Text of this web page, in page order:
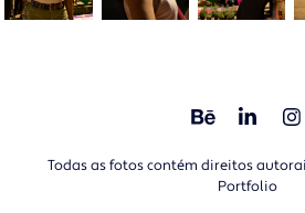
Todas as fotos contém direitos
Portfolio